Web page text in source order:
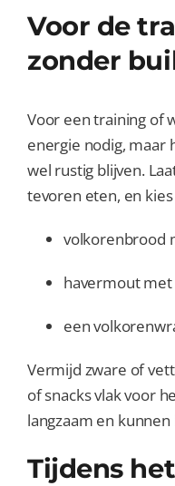
Voor de
zonder
Voor een training of
energie nodig, maar
wel rustig blijven.
tevoren eten, en
volkorenbrood
havermout
een
Vermijd zware of
of snacks vlak voor
langzaam en
Tijdens